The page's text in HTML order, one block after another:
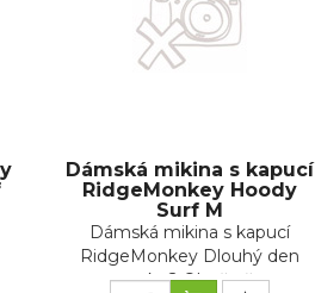
Dámská mikina s kapucí
RidgeMonkey Hoody
Surf M
Dámská mikina s kapucí
RidgeMonkey Dlouhý den
venku? Oheň už...